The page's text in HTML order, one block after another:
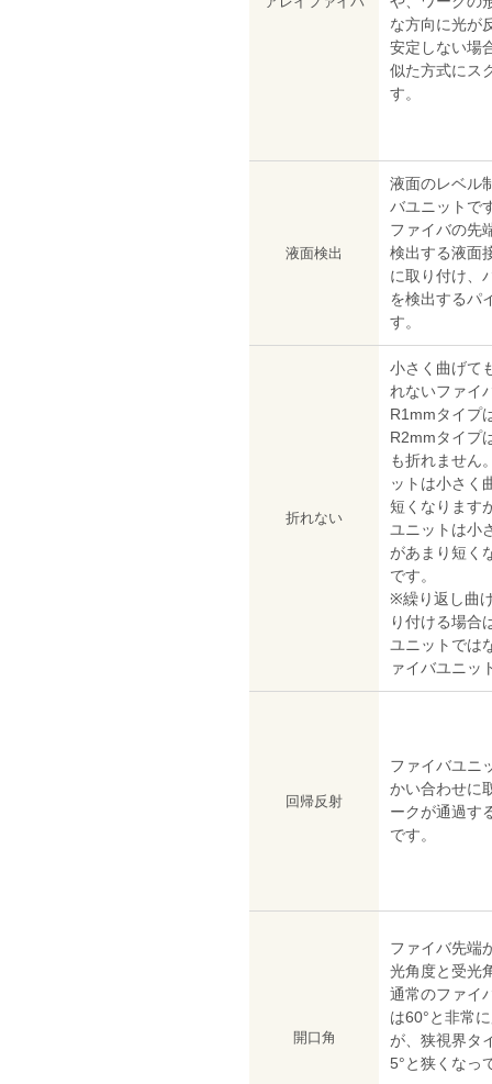
な方向に光が
安定しない場
似た方式にス
す。
液面検出
液面のレベル
バユニットで
ファイバの先
検出する液面
に取り付け、
を検出するパ
す。
折れない
小さく曲げて
れないファイ
R1mmタイプ
R2mmタイプ
も折れません
ットは小さく
短くなります
ユニットは小
があまり短く
です。
※繰り返し曲
り付ける場合
ユニットでは
ァイバユニッ
回帰反射
ファイバユニ
かい合わせに
ークが通過す
です。
開口角
ファイバ先端
光角度と受光
通常のファイ
は60°と非常
が、狭視界タ
5°と狭くなっ